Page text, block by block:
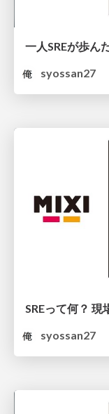
syossan27
SREって何？
syossan27